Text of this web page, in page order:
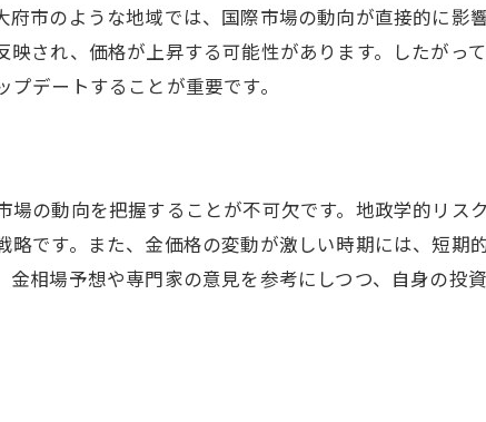
売り時を判断するための市場分析
金相場の動向を見極めるための指針
投資家が知るべき金売却のタイミング
地政学リスクと金の価値の変動
地政学的要素が金の価値に与える影響
金価格に変動をもたらす政治的要因
市のような地域では、国際市場の動向が直接的に影
され、価格が上昇する可能性があります。したがっ
デートすることが重要です。
の動向を把握することが不可欠です。地政学的リス
です。また、金価格の変動が激しい時期には、短期
相場予想や専門家の意見を参考にしつつ、自身の投